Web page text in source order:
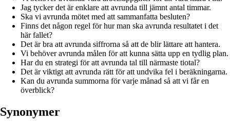
Jag tycker det är enklare att avrunda till jämnt antal timmar.
Ska vi avrunda mötet med att sammanfatta besluten?
Finns det någon regel för hur man ska avrunda resultatet i det
här fallet?
Det är bra att avrunda siffrorna så att de blir lättare att hantera.
Vi behöver avrunda målen för att kunna sätta upp en tydlig plan.
Har du en strategi för att avrunda tal till närmaste tiotal?
Det är viktigt att avrunda rätt för att undvika fel i beräkningarna.
Kan du avrunda summorna för varje månad så att vi får en
överblick?
Synonymer